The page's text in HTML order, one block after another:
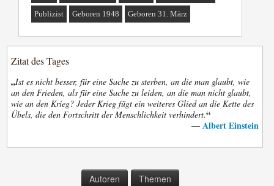
Publizist Geboren 1948 Geboren 31. März
Zitat des Tages
„Ist es nicht besser, für eine Sache zu sterben, an die man glaubt, wie
an den Frieden, als für eine Sache zu leiden, an die man nicht glaubt,
wie an den Krieg? Jeder Krieg fügt ein weiteres Glied an die Kette des
Übels, die den Fortschritt der Menschlichkeit verhindert.“
— Albert Einstein
Autoren Themen